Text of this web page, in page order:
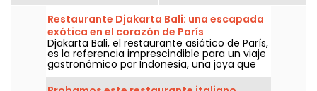
Restaurante Djakarta Bali: una escapada
exótica en el corazón de París
Djakarta Bali, el restaurante asiático de París,
es la referencia imprescindible para un viaje
gastronómico por Indonesia, una joya que
ofrece platos deliciosos preparados en la
pura tradición. Para una inmersión total, los